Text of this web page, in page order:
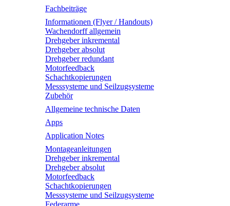
Fachbeiträge
Informationen (Flyer / Handouts)
Wachendorff allgemein
Drehgeber inkremental
Drehgeber absolut
Drehgeber redundant
Motorfeedback
Schachtkopierungen
Messsysteme und Seilzugsysteme
Zubehör
Allgemeine technische Daten
Apps
Application Notes
Montageanleitungen
Drehgeber inkremental
Drehgeber absolut
Motorfeedback
Schachtkopierungen
Messsysteme und Seilzugsysteme
Federarme